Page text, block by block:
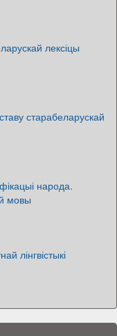
лексіцы
старабеларускай
народа.
мовы
лінгвістыкі